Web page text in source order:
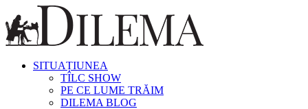
SITUAȚIUNEA
TÎLC SHOW
PE CE LUME TRĂIM
DILEMA BLOG